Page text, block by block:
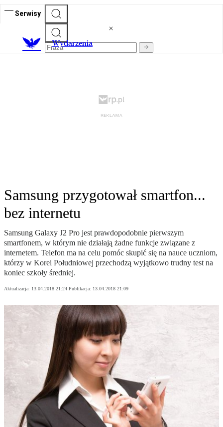
Serwisy
Wydarzenia
Samsung przygotował smartfon...
bez internetu
Samsung Galaxy J2 Pro jest prawdopodobnie pierwszym
smartfonem, w którym nie działają żadne funkcje związane z
internetem. Telefon ma na celu pomóc skupić się na nauce uczniom,
którzy w Korei Południowej przechodzą wyjątkowo trudny test na
koniec szkoły średniej.
Aktualizacja: 13.04.2018 21:24 Publikacja: 13.04.2018 21:09